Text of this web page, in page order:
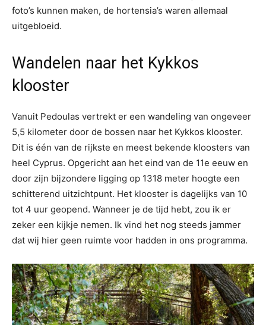
foto’s kunnen maken, de hortensia’s waren allemaal
uitgebloeid.
Wandelen naar het Kykkos
klooster
Vanuit Pedoulas vertrekt er een wandeling van ongeveer
5,5 kilometer door de bossen naar het Kykkos klooster.
Dit is één van de rijkste en meest bekende kloosters van
heel Cyprus. Opgericht aan het eind van de 11e eeuw en
door zijn bijzondere ligging op 1318 meter hoogte een
schitterend uitzichtpunt. Het klooster is dagelijks van 10
tot 4 uur geopend. Wanneer je de tijd hebt, zou ik er
zeker een kijkje nemen. Ik vind het nog steeds jammer
dat wij hier geen ruimte voor hadden in ons programma.